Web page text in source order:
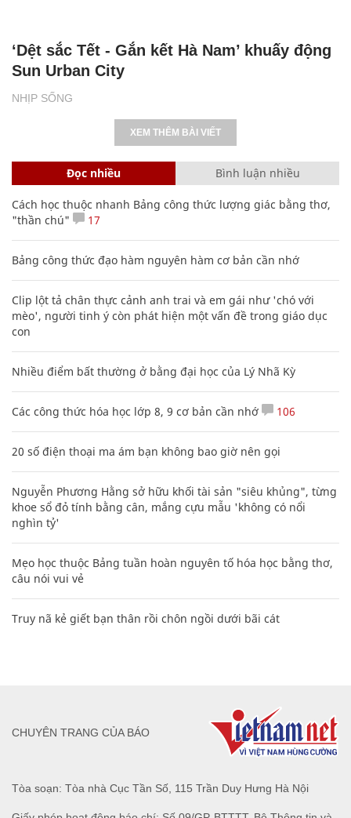
NHỊP SỐNG
‘Dệt sắc Tết - Gắn kết Hà Nam’ khuấy động
Sun Urban City
XEM THÊM BÀI VIẾT
Đọc nhiều Bình luận nhiều
Cách học thuộc nhanh Bảng công thức lượng giác bằng thơ,
"thần chú"
17
Bảng công thức đạo hàm nguyên hàm cơ bản cần nhớ
Clip lột tả chân thực cảnh anh trai và em gái như 'chó với
mèo', người tinh ý còn phát hiện một vấn đề trong giáo dục
con
Nhiều điểm bất thường ở bằng đại học của Lý Nhã Kỳ
Các công thức hóa học lớp 8, 9 cơ bản cần nhớ 106
20 số điện thoại ma ám bạn không bao giờ nên gọi
Nguyễn Phương Hằng sở hữu khối tài sản "siêu khủng", từng
khoe sổ đỏ tính bằng cân, mắng cựu mẫu 'không có nổi
nghìn tỷ'
Mẹo học thuộc Bảng tuần hoàn nguyên tố hóa học bằng thơ,
câu nói vui vẻ
Truy nã kẻ giết bạn thân rồi chôn ngồi dưới bãi cát
Tòa soạn: Tòa nhà Cục Tần Số, 115 Trần Duy Hưng Hà Nội
CHUYÊN TRANG CỦA BÁO